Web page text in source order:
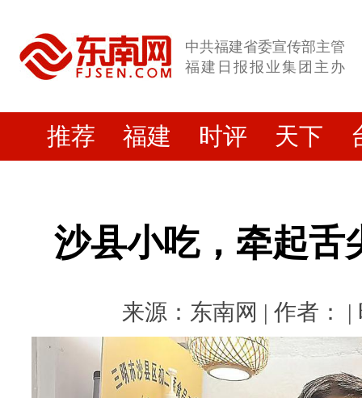
中共福建省委宣传部主管
福建日报报业集团主办
推荐 福建 时评 天下
沙县小吃，牵起舌
来源：东南网 | 作者： |